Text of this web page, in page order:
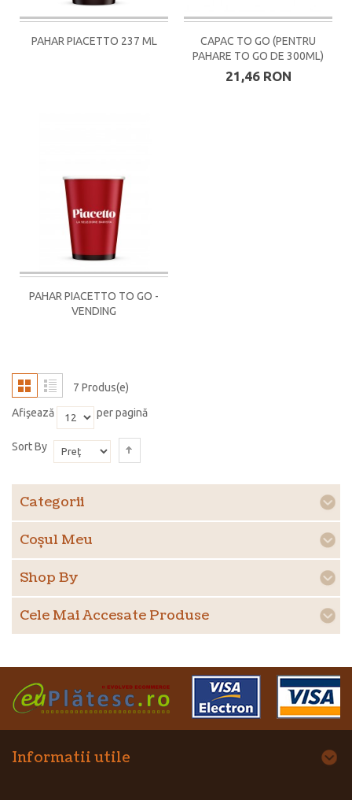
PAHAR PIACETTO 237 ML
CAPAC TO GO (PENTRU
PAHARE TO GO DE 300ML)
21,46 RON
PAHAR PIACETTO TO GO -
VENDING
7 Produs(e)
Afişează
per pagină
Sort By
Categorii
Coşul Meu
Shop By
Cele Mai Accesate Produse
Informatii utile